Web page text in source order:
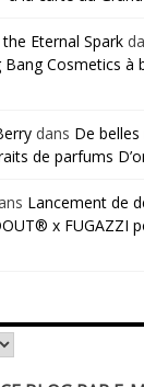
Eternal Spark
Cosmetics à
dans De
de parfums
Lancement de
x FUGAZZI